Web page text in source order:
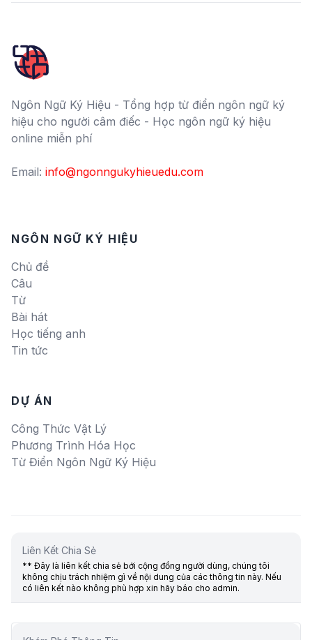
Ngôn Ngữ Ký Hiệu - Tổng hợp từ điển ngôn ngữ ký
hiệu cho người câm điếc - Học ngôn ngữ ký hiệu
online miễn phí
Email: info@ngonngukyhieuedu.com
NGÔN NGỮ KÝ HIỆU
Chủ đề
Câu
Từ
Bài hát
Học tiếng anh
Tin tức
DỰ ÁN
Công Thức Vật Lý
Phương Trình Hóa Học
Từ Điển Ngôn Ngữ Ký Hiệu
Liên Kết Chia Sẻ
** Đây là liên kết chia sẻ bới cộng đồng người dùng, chúng tôi
không chịu trách nhiệm gì về nội dung của các thông tin này. Nếu
có liên kết nào không phù hợp xin hãy báo cho admin.